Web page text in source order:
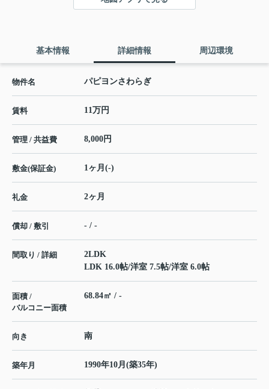
基本情報 詳細情報 周辺環境
物件名 パピヨンさわらぎ
賃料 11万円
管理 / 共益費 8,000円
敷金(保証金) 1ヶ月(-)
礼金 2ヶ月
償却 / 敷引 - / -
間取り / 詳細
2LDK
LDK 16.0帖/洋室 7.5帖/洋室 6.0帖
面積 /
バルコニー面積
68.84㎡ / -
向き 南
築年月 1990年10月(築35年)